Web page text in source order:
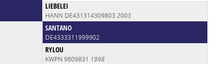
LIEBELEI
HANN DE431314309803 2003
SANTANO
DE4333311999902
RYLOU
KWPN 9809831 1998